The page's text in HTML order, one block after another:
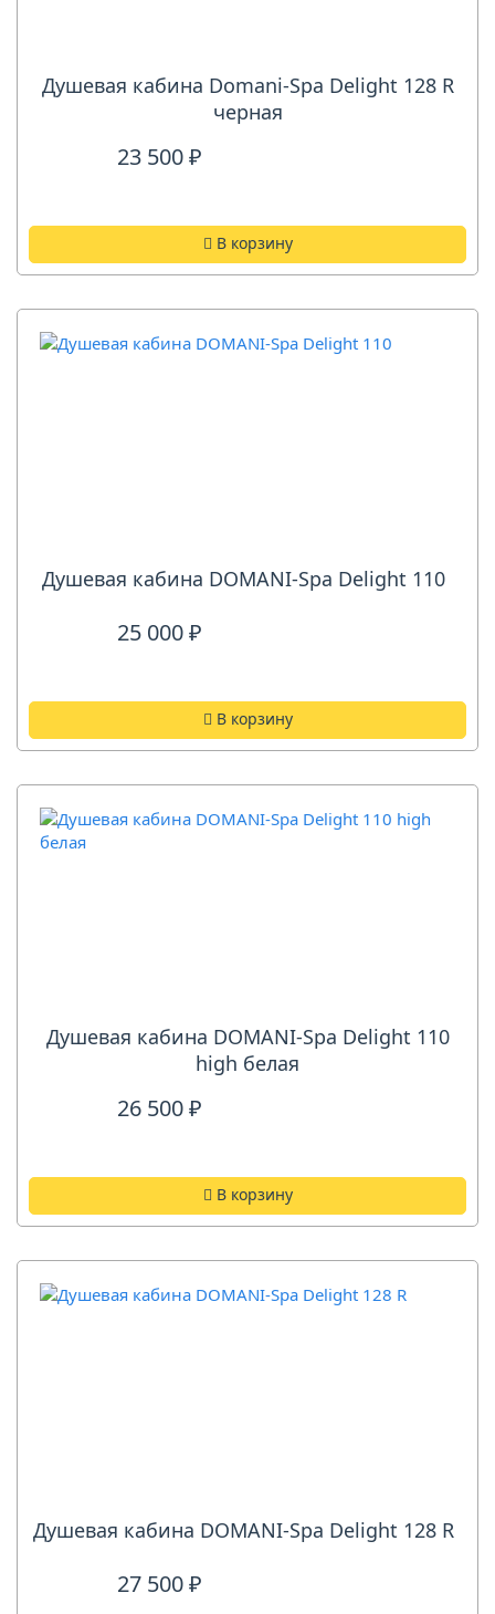
Душевая кабина Domani-Spa Delight 128 R
черная
23 500 ₽
В корзину
Душевая кабина DOMANI-Spa Delight 110
25 000 ₽
В корзину
Душевая кабина DOMANI-Spa Delight 110
high белая
26 500 ₽
В корзину
Душевая кабина DOMANI-Spa Delight 128 R
27 500 ₽